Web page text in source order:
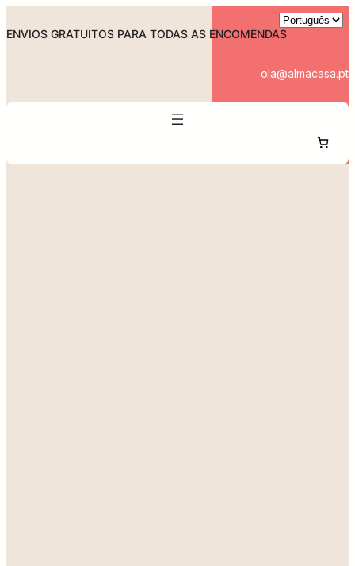
to
ENVIOS GRATUITOS PARA TODAS AS ENCOMENDAS
ola@almacasa.pt